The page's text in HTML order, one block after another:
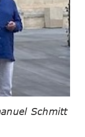
Schmitt